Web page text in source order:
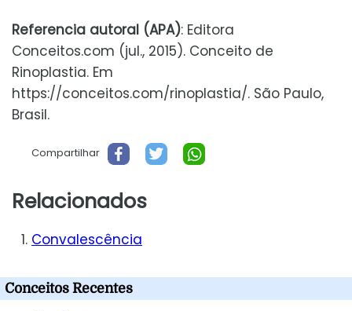
Referencia autoral (APA): Editora
Conceitos.com (jul., 2015). Conceito de
Rinoplastia. Em
https://conceitos.com/rinoplastia/. São Paulo,
Brasil.
Compartilhar
Relacionados
Convalescência
Conceitos Recentes